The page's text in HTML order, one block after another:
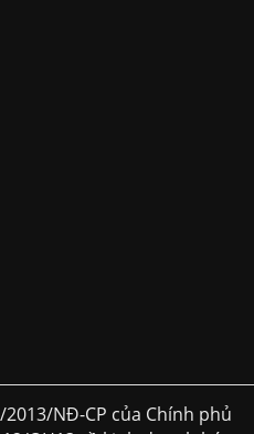
NĐ-CP của Chính phủ